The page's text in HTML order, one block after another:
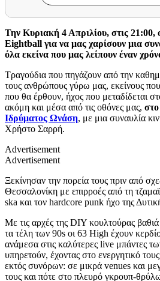
Την Κυριακή 4 Απριλίου, στις 21:00,
Eightball για να μας χαρίσουν μια
όλα εκείνα που μας λείπουν έναν
Τραγούδια που πηγάζουν από την
τους ανθρώπους γύρω μας, εκείνους
που θα έρθουν, ήχος που μεταδίδεται
ακόμη και μέσα από τις οθόνες μας, στο
Ιδρύματος Ωνάση, με μια συναυλία
Χρήστο Σαρρή.
Advertisement
Advertisement
Ξεκίνησαν την πορεία τους πριν από
Θεσσαλονίκη με επιρροές από τη
ska και τον hardcore punk ήχο της
Με τις αρχές της DIY κουλτούρας
τα τέλη των 90s οι 63 High έχουν
ανάμεσα στις καλύτερες live μπάντες
υπηρετούν, έχοντας στο ενεργητικό
εκτός συνόρων: σε μικρά venues και
τους και πότε στο πλευρό γκρουπ-